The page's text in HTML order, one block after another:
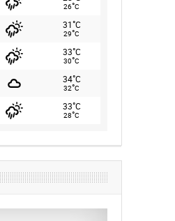
26°C
31°C
29°C
33°C
30°C
34°C
32°C
33°C
28°C